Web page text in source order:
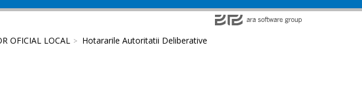
OFICIAL LOCAL Hotararile Autoritatii Deliberative